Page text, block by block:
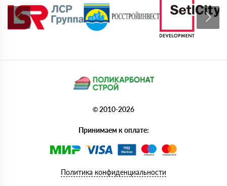
© 2010-2026
Принимаем к оплате:
Политика конфиденциальности